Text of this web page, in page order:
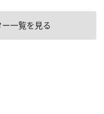
一覧を見る